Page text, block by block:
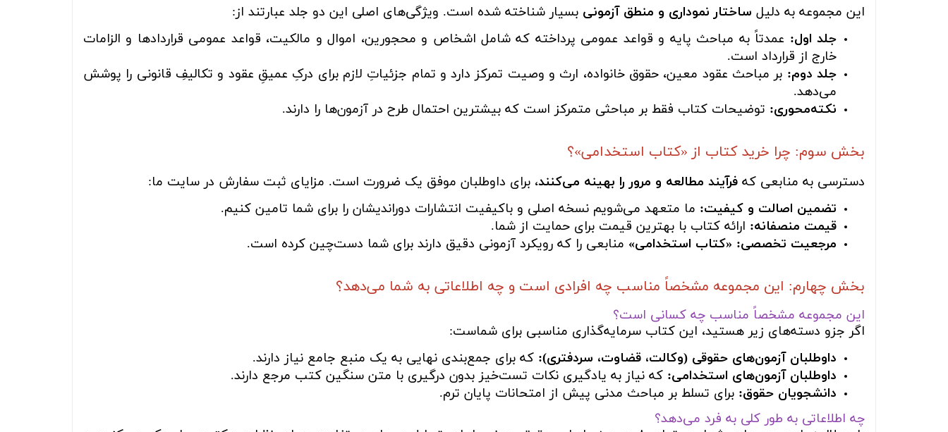
این مجموعه به دلیل ساختار نموداری و منطق آزمونی بسیار شناخته شده است. ویژگی‌های اصلی این دو جلد عبارتند از:
جلد اول: عمدتاً به مباحث پایه و قواعد عمومی پرداخته که شامل اشخاص و محجورین، اموال و مالکیت، قواعد عمومی قراردادها و الزامات
خارج از قرارداد است.
جلد دوم: بر مباحث عقود معین، حقوق خانواده، ارث و وصیت تمرکز دارد و تمام جزئیاتِ لازم برای درکِ عمیقِ عقود و تکالیفِ قانونی را پوشش
می‌دهد.
نکته‌محوری: توضیحات کتاب فقط بر مباحثی متمرکز است که بیشترین احتمال طرح در آزمون‌ها را دارند.
بخش سوم: چرا خرید کتاب از «کتاب استخدامی»؟
دسترسی به منابعی که فرآیند مطالعه و مرور را بهینه می‌کنند، برای داوطلبان موفق یک ضرورت است. مزایای ثبت سفارش در سایت ما:
تضمین اصالت و کیفیت: ما متعهد می‌شویم نسخه اصلی و باکیفیت انتشارات دوراندیشان را برای شما تامین کنیم.
قیمت منصفانه: ارائه کتاب با بهترین قیمت برای حمایت از شما.
مرجعیت تخصصی: «کتاب استخدامی» منابعی را که رویکرد آزمونی دقیق دارند برای شما دست‌چین کرده است.
بخش چهارم: این مجموعه مشخصاً مناسب چه افرادی است و چه اطلاعاتی به شما می‌دهد؟
این مجموعه مشخصاً مناسب چه کسانی است؟
اگر جزو دسته‌های زیر هستید، این کتاب سرمایه‌گذاری مناسبی برای شماست:
داوطلبان آزمون‌های حقوقی (وکالت، قضاوت، سردفتری): که برای جمع‌بندی نهایی به یک منبع جامع نیاز دارند.
داوطلبان آزمون‌های استخدامی: که نیاز به یادگیری نکات تست‌خیز بدون درگیری با متن سنگین کتب مرجع دارند.
دانشجویان حقوق: برای تسلط بر مباحث مدنی پیش از امتحانات پایان ترم.
چه اطلاعاتی به طور کلی به فرد می‌دهد؟